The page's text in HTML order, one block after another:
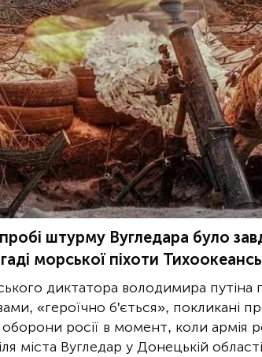
штурму Вугледара було
морської піхоти
диктатора володимира путіна
«героїчно б'ється», покликані
оборони росії в момент, коли армія
міста Вугледар у Донецькій